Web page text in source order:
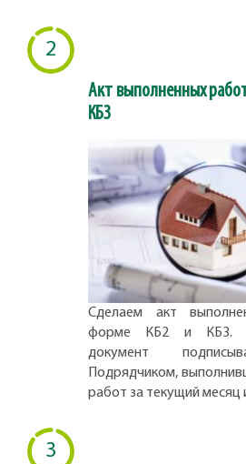
2
Акт выполненных
КБ3
Сделаем акт
форме КБ2 и КБ3.
документ
Подрядчиком,
работ за текущий месяц
3